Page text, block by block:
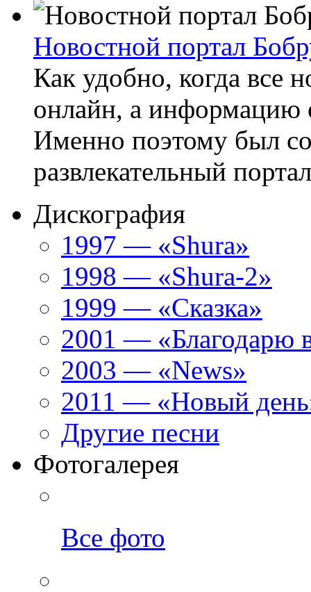
Новостной портал
Как удобно, когда все
онлайн, а информацию
Именно поэтому был
развлекательный
Дискография
1997 — «Shura»
1998 — «Shura-2»
1999 — «Сказка»
2001 — «Благодарю
2003 — «News»
2011 — «Новый
Другие песни
Фотогалерея
Все фото